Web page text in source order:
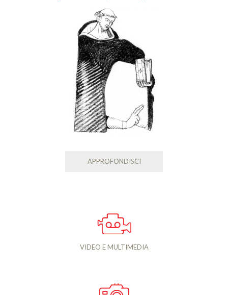
APPROFONDISCI
VIDEO E MULTIMEDIA